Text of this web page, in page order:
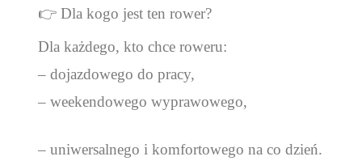
👉 Dla kogo jest ten rower?
Dla każdego, kto chce roweru:
– dojazdowego do pracy,
– weekendowego wyprawowego,
– uniwersalnego i komfortowego na co dzień.